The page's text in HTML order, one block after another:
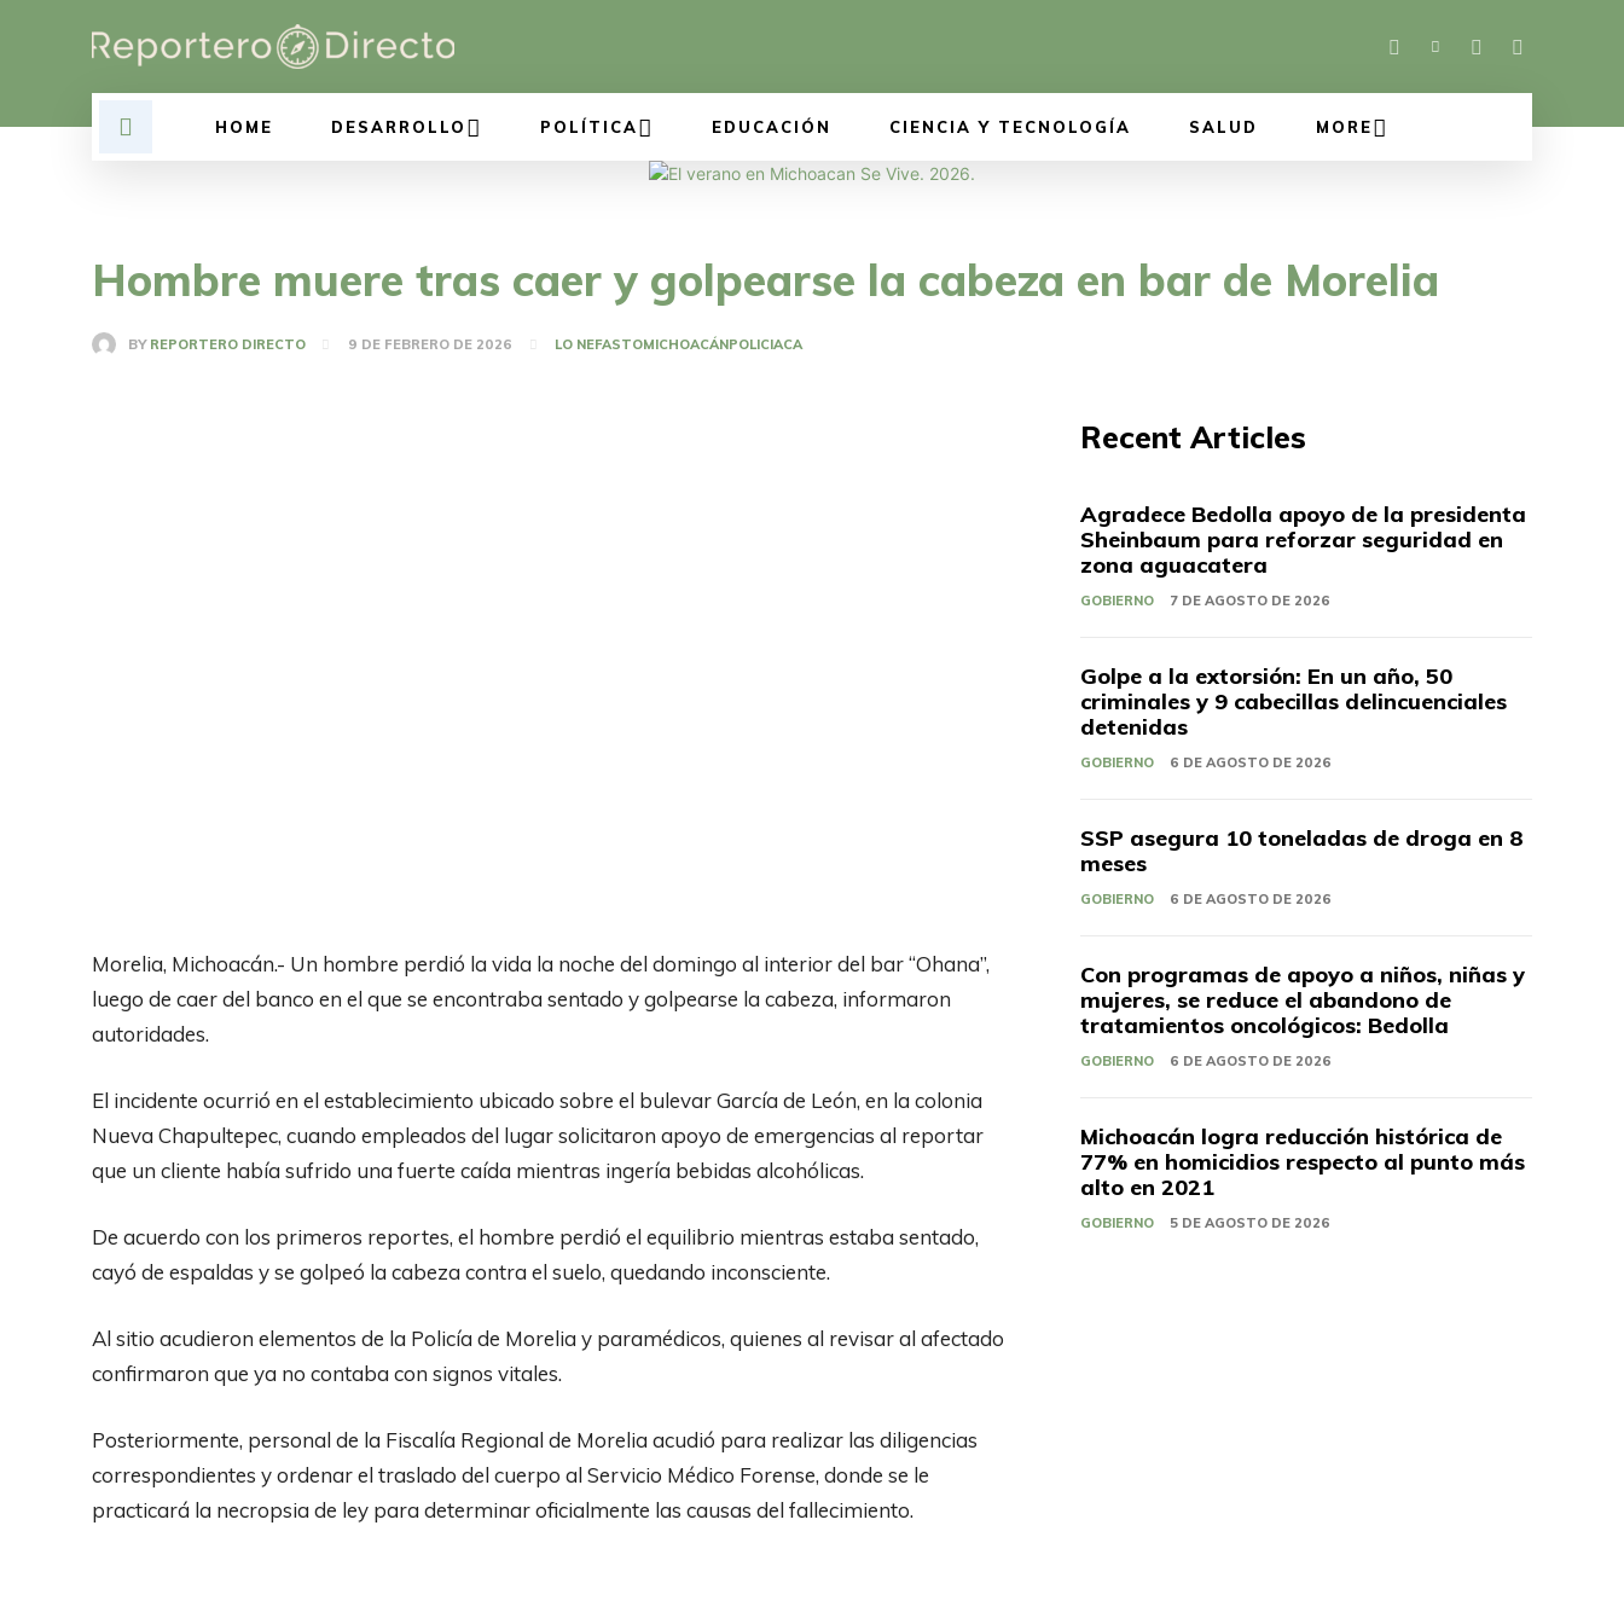
HOME DESARROLLO POLÍTICA EDUCACIÓN CIENCIA Y TECNOLOGÍA SALUD MORE
Hombre muere tras caer y golpearse la cabeza en bar de Morelia
BY REPORTERO DIRECTO 9 DE FEBRERO DE 2026 LO NEFASTOMICHOACÁNPOLICIACA
Morelia, Michoacán.- Un hombre perdió la vida la noche del domingo al interior del bar “Ohana”,
luego de caer del banco en el que se encontraba sentado y golpearse la cabeza, informaron
autoridades.
El incidente ocurrió en el establecimiento ubicado sobre el bulevar García de León, en la colonia
Nueva Chapultepec, cuando empleados del lugar solicitaron apoyo de emergencias al reportar
que un cliente había sufrido una fuerte caída mientras ingería bebidas alcohólicas.
De acuerdo con los primeros reportes, el hombre perdió el equilibrio mientras estaba sentado,
cayó de espaldas y se golpeó la cabeza contra el suelo, quedando inconsciente.
Al sitio acudieron elementos de la Policía de Morelia y paramédicos, quienes al revisar al afectado
confirmaron que ya no contaba con signos vitales.
Posteriormente, personal de la Fiscalía Regional de Morelia acudió para realizar las diligencias
correspondientes y ordenar el traslado del cuerpo al Servicio Médico Forense, donde se le
practicará la necropsia de ley para determinar oficialmente las causas del fallecimiento.
Recent Articles
Agradece Bedolla apoyo de la presidenta
Sheinbaum para reforzar seguridad en
zona aguacatera
GOBIERNO 7 DE AGOSTO DE 2026
Golpe a la extorsión: En un año, 50
criminales y 9 cabecillas delincuenciales
detenidas
GOBIERNO 6 DE AGOSTO DE 2026
SSP asegura 10 toneladas de droga en 8
meses
GOBIERNO 6 DE AGOSTO DE 2026
Con programas de apoyo a niños, niñas y
mujeres, se reduce el abandono de
tratamientos oncológicos: Bedolla
GOBIERNO 6 DE AGOSTO DE 2026
Michoacán logra reducción histórica de
77% en homicidios respecto al punto más
alto en 2021
GOBIERNO 5 DE AGOSTO DE 2026